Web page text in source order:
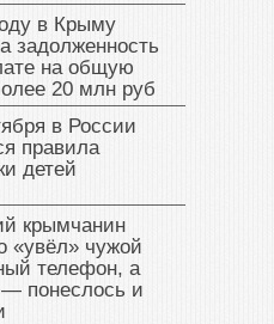
в Крыму
задолженность
на общую
20 млн руб
в России
правила
детей
крымчанин
«увёл» чужой
телефон, а
понеслось и